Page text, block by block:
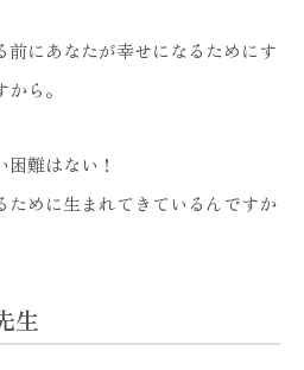
前にあなたが幸せになるためにす
ら。
難はない！
ために生まれてきているんですか
生